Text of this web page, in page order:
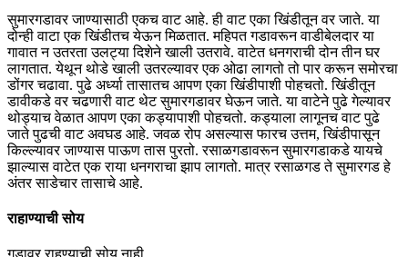
सुमारगडावर जाण्यासाठी एकच वाट आहे. ही वाट एका खिंडीतून वर जाते. या
दोन्ही वाटा एक खिंडीतच येऊन मिळतात. महिपत गडावरून वाडीबेलदार या
गावात न उतरता उलट्या दिशेने खाली उतरावे. वाटेत धनगराची दोन तीन घर
लागतात. येथून थोडे खाली उतरल्यावर एक ओढा लागतो तो पार करून समोरचा
डोंगर चढावा. पुढे अर्ध्या तासातच आपण एका खिंडीपाशी पोहचतो. खिंडीतून
डावीकडे वर चढणारी वाट थेट सुमारगडावर घेऊन जाते. या वाटेने पुढे गेल्यावर
थोड्याच वेळात आपण एका कड्यापाशी पोहचतो. कड्याला लागूनच वाट पुढे
जाते पुढची वाट अवघड आहे. जवळ रोप असल्यास फारच उत्तम, खिंडीपासून
किल्ल्यावर जाण्यास पाऊण तास पुरतो. रसाळगडावरून सुमारगडाकडे यायचे
झाल्यास वाटेत एक राया धनगराचा झाप लागतो. मात्र रसाळगड ते सुमारगड हे
अंतर साडेचार तासाचे आहे.
राहाण्याची सोय